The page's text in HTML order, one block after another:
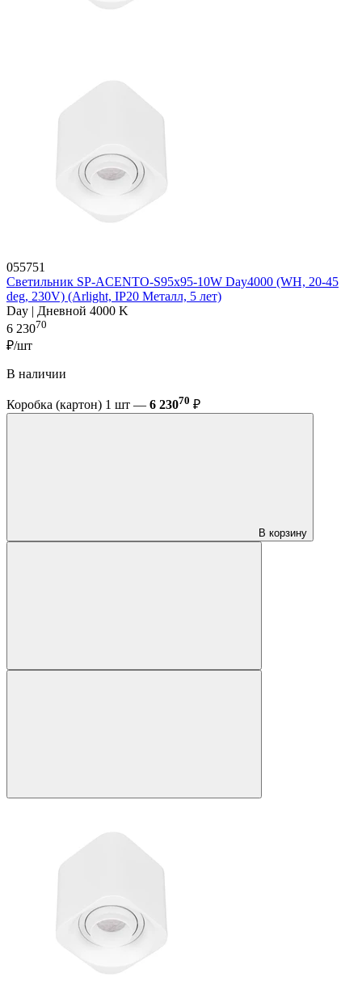
055751
Светильник SP-ACENTO-S95x95-10W Day4000 (WH, 20-45
deg, 230V) (Arlight, IP20 Металл, 5 лет)
Day | Дневной 4000 K
6 23070
₽/шт
В наличии
Коробка (картон) 1 шт — 6 23070 ₽
В корзину